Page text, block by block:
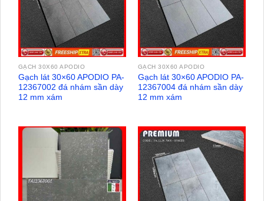
GẠCH 30X60 APODIO
Gạch lát 30×60 APODIO PA-
12367002 đá nhám sần dày
12 mm xám
GẠCH 30X60 APODIO
Gạch lát 30×60 APODIO PA-
12367004 đá nhám sần dày
12 mm xám